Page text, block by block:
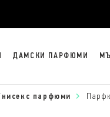
ДАМСКИ ПАРФЮМИ
парфюми